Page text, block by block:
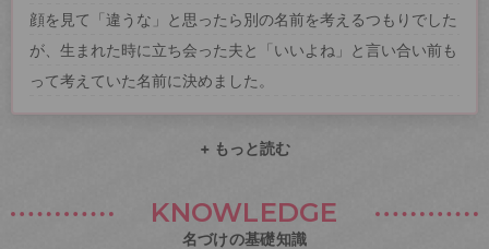
顔を見て「違うな」と思ったら別の名前を考えるつもりでした
が、生まれた時に立ち会った夫と「いいよね」と言い合い前も
って考えていた名前に決めました。
+ もっと読む
KNOWLEDGE
名づけの基礎知識